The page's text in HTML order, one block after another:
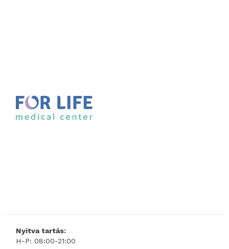
Nyitva tartás:
H-P: 08:00-21:00